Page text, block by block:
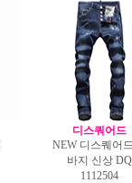
디스쿼어드
NEW 디스퀘어
바지 신상 DQ
1112504